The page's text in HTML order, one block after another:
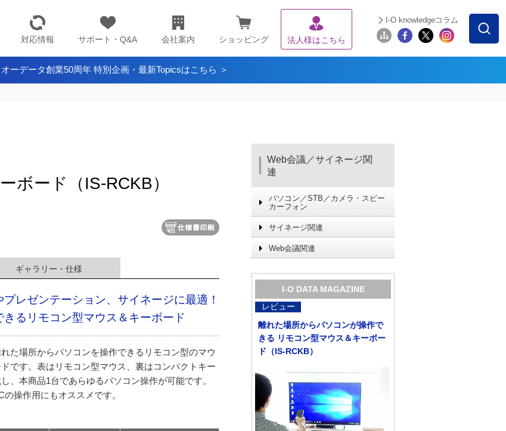
対応情報 サポート・Q&A 会社案内 ショッピング 法人様はこちら
I-O knowledgeコラム
ーデータ創業50周年 特別企画・最新Topicsはこちら ＞
ボード（IS-RCKB）
ギャラリー・仕様
プレゼンテーション、サイネージに最適！
きるリモコン型マウス＆キーボード
た場所からパソコンを操作できるリモコン型のマウ
です。表はリモコン型マウス、裏はコンパクトキー
、本商品1台であらゆるパソコン操作が可能です。
の操作用にもオススメです。
Web会議／サイネージ関
連
パソコン／STB／カメラ・スピー
カーフォン
サイネージ関連
Web会議関連
I-O DATA MAGAZINE
レビュー
離れた場所からパソコンが操作で
きる リモコン型マウス＆キーボー
ド（IS-RCKB）